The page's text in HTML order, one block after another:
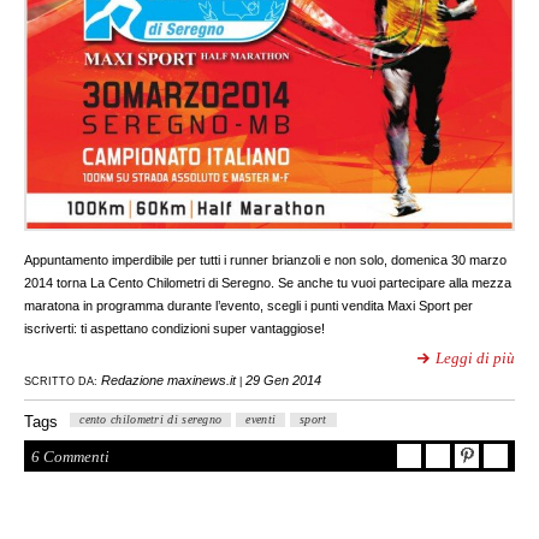
Appuntamento imperdibile per tutti i runner brianzoli e non solo, domenica 30 marzo
2014 torna La Cento Chilometri di Seregno. Se anche tu vuoi partecipare alla mezza
maratona in programma durante l’evento, scegli i punti vendita Maxi Sport per
iscriverti: ti aspettano condizioni super vantaggiose!
Leggi di più
SCRITTO DA: Redazione maxinews.it 29 Gen 2014
Tags cento chilometri di seregno eventi sport
6 Commenti